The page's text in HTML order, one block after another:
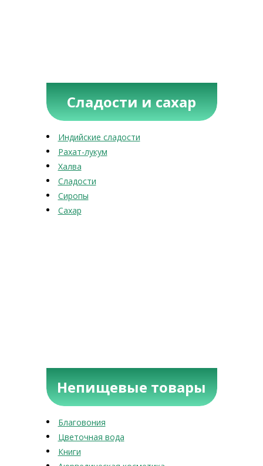
Сладости и сахар
Индийские сладости
Рахат-лукум
Халва
Сладости
Сиропы
Сахар
Непищевые товары
Благовония
Цветочная вода
Книги